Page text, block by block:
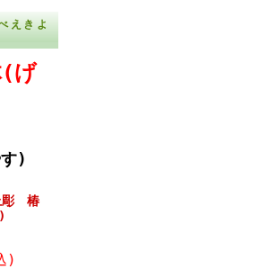
えきよ
げ
)
彫 椿
)